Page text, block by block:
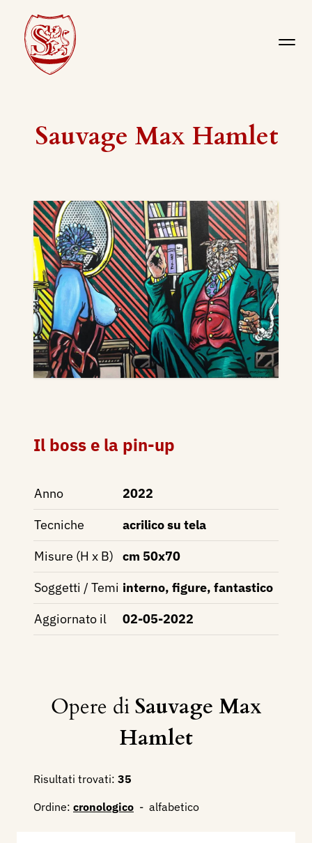
Sauvage Max Hamlet
Il boss e la pin-up
Anno
2022
Tecniche
acrilico su tela
Misure (H x B)
cm 50x70
Soggetti / Temi interno, figure, fantastico
Aggiornato il
02-05-2022
Opere diSauvage Max
Hamlet
Risultati trovati: 35
Ordine: cronologico - alfabetico